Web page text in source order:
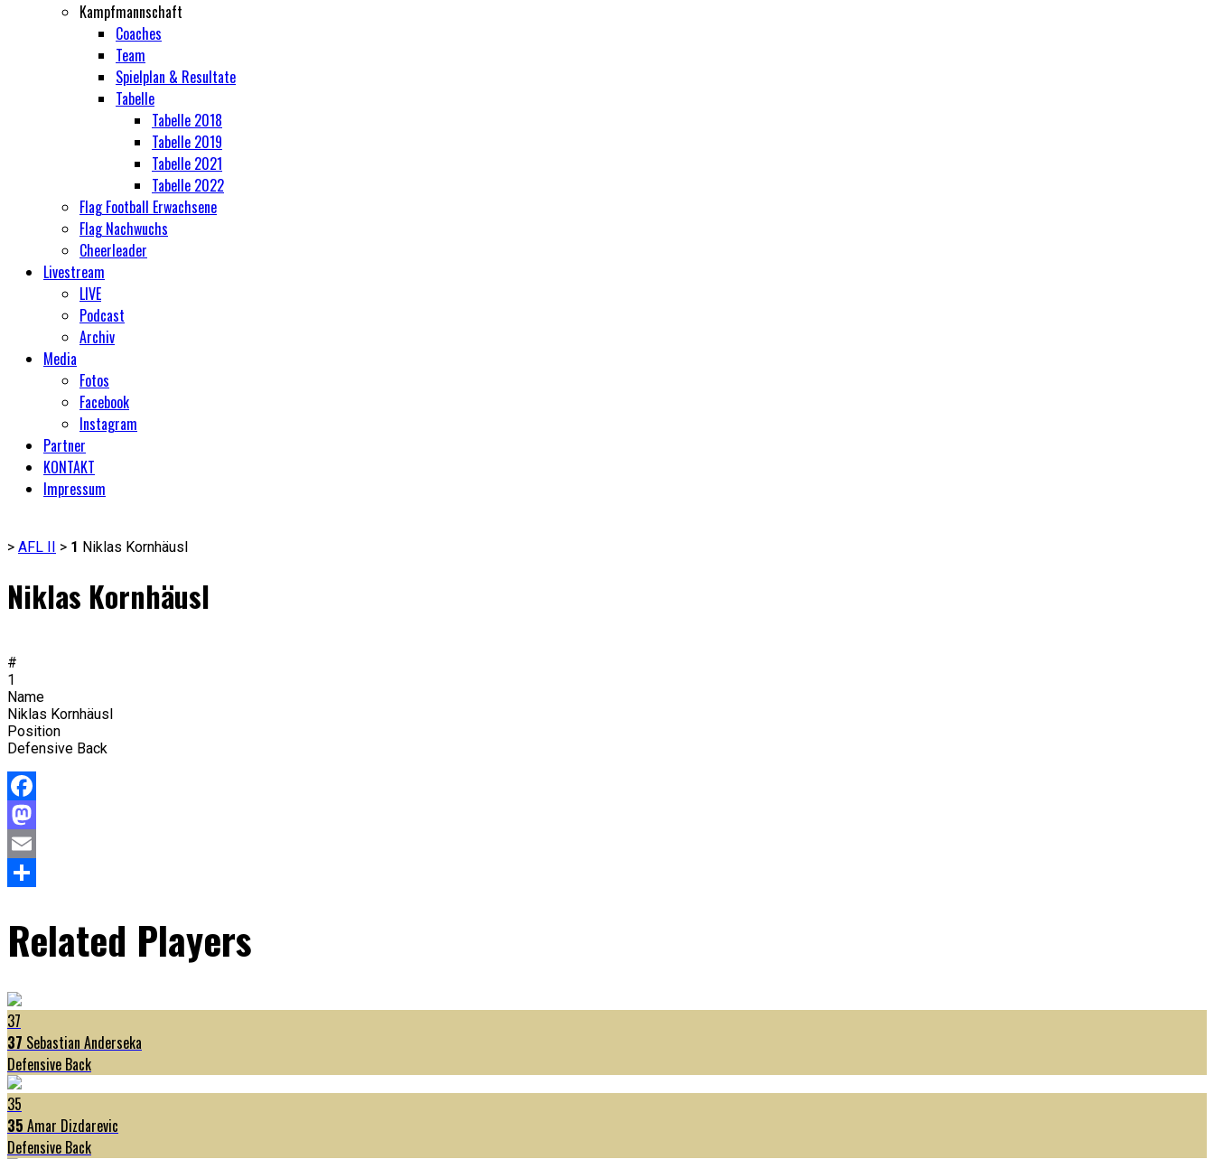
Kampfmannschaft
Coaches
Team
Spielplan & Resultate
Tabelle
Tabelle 2018
Tabelle 2019
Tabelle 2021
Tabelle 2022
Flag Football Erwachsene
Flag Nachwuchs
Cheerleader
Livestream
LIVE
Podcast
Archiv
Media
Fotos
Facebook
Instagram
Partner
KONTAKT
Impressum
> AFL II > 1 Niklas Kornhäusl
Niklas Kornhäusl
#
1
Name
Niklas Kornhäusl
Position
Defensive Back
Facebook
Mastodon
Email
Related Players
37
37 Sebastian Anderseka
Defensive Back
35
35 Amar Dizdarevic
Defensive Back